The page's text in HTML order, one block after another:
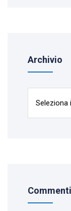
Archivio